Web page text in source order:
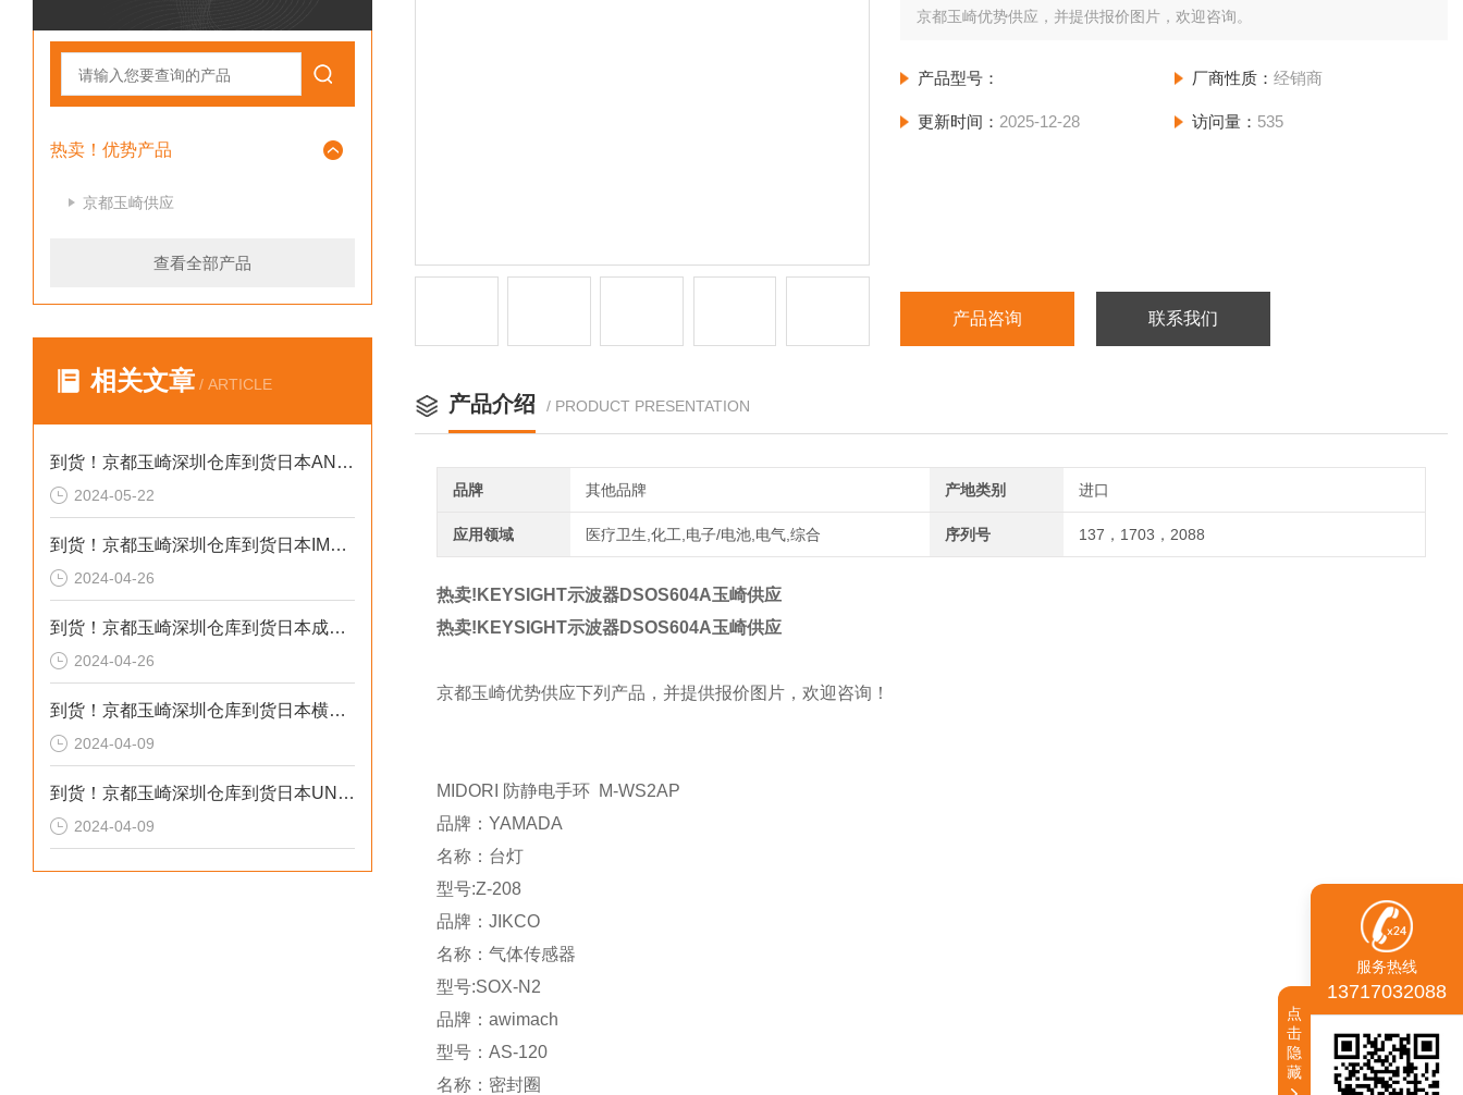
热卖！优势产品
京都玉崎供应
查看全部产品
相关文章 / ARTICLE
到货！京都玉崎深圳仓库到货日本AND 电子秤HV-60KCEP
2024-05-22
到货！京都玉崎深圳仓库到货日本IMADA 推拉力计 DST-20N
2024-04-26
到货！京都玉崎深圳仓库到货日本成茂锻针仪MF2
2024-04-26
到货！京都玉崎深圳仓库到货日本横河 电导率仪传感器 SC8SG-R31-T-305-P1-A
2024-04-09
到货！京都玉崎深圳仓库到货日本UNITTA音波式皮带张力计U-550替换U-508
2024-04-09
京都玉崎优势供应，并提供报价图片，欢迎咨询。
产品型号： 厂商性质： 经销商
更新时间： 2025-12-28 访问量： 535
产品咨询 联系我们
产品介绍 / PRODUCT PRESENTATION
品牌 其他品牌 产地类别 进口
应用领域 医疗卫生,化工,电子/电池,电气,综合 序列号 137，1703，2088
热卖!KEYSIGHT示波器DSOS604A玉崎供应
热卖!KEYSIGHT示波器DSOS604A玉崎供应
京都玉崎优势供应下列产品，并提供报价图片，欢迎咨询！
MIDORI 防静电手环 M-WS2AP
品牌：YAMADA
名称：台灯
型号:Z-208
品牌：JIKCO
名称：气体传感器
型号:SOX-N2
品牌：awimach
型号：AS-120
名称：密封圈
服务热线
13717032088
点
击
隐
藏